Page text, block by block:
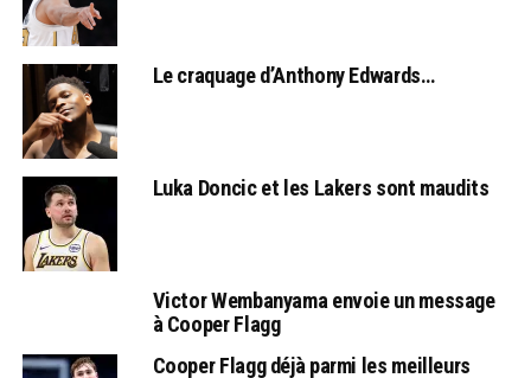
Le craquage d’Anthony Edwards…
Luka Doncic et les Lakers sont maudits
Victor Wembanyama envoie un message
à Cooper Flagg
Cooper Flagg déjà parmi les meilleurs